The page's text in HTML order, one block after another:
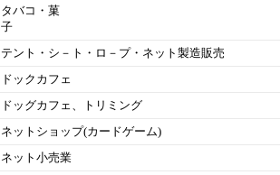
タバコ・菓
テント・シ－ト・ロ－プ・ネット製造販売
ドックカフェ
ドッグカフェ、トリミング
ネットショップ(カードゲーム)
ネット小売業